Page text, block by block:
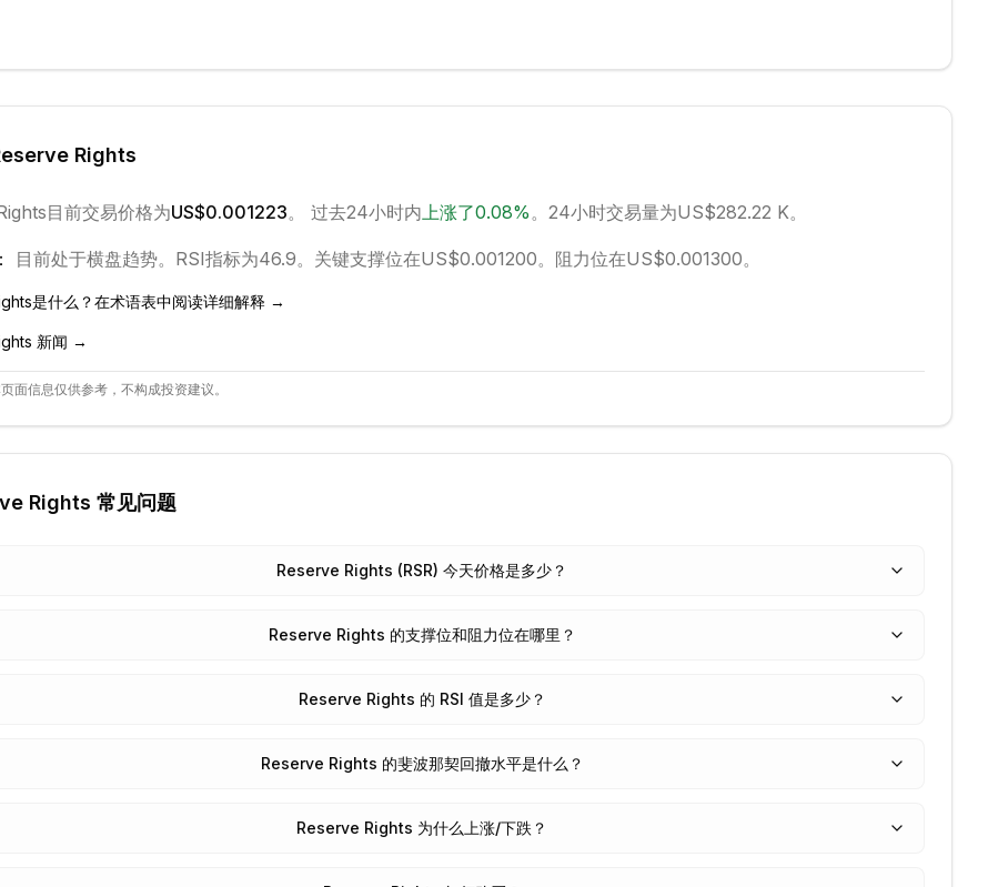
Rights
目前交易价格为US$0.001223。 过去24小时内上涨了0.08%。 24小时交易量为US$282.22 K。
目前处于横盘趋势。 RSI指标为46.9。 关键支撑位在US$0.001200。 阻力位在US$0.001300。
是什么？在术语表中阅读详细解释 →
新闻 →
面信息仅供参考，不构成投资建议。
Rights 常见问题
Reserve Rights (RSR) 今天价格是多少？
Reserve Rights 的支撑位和阻力位在哪里？
Reserve Rights 的 RSI 值是多少？
Reserve Rights 的斐波那契回撤水平是什么？
Reserve Rights 为什么上涨/下跌？